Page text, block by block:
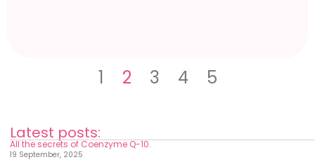
1 2 3 4 5
Latest posts:
All the secrets of Coenzyme Q-10.
19 September, 2025